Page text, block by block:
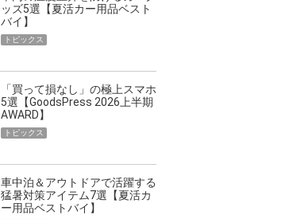
ッズ5選【夏活カー用品ベスト
バイ】
トピックス
「買って損なし」の極上スマホ
5選【GoodsPress 2026上半期
AWARD】
トピックス
車中泊＆アウトドアで活躍する
猛暑対策アイテム7選【夏活カ
ー用品ベストバイ】